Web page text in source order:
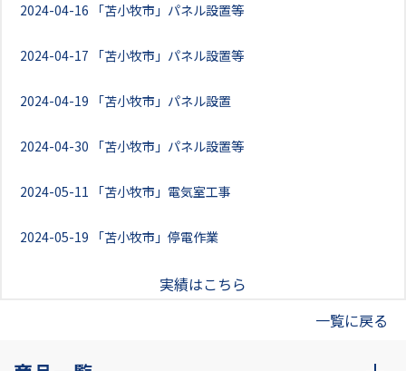
2024-04-16 「苫小牧市」パネル設置等
2024-04-17 「苫小牧市」パネル設置等
2024-04-19 「苫小牧市」パネル設置
2024-04-30 「苫小牧市」パネル設置等
2024-05-11 「苫小牧市」電気室工事
2024-05-19 「苫小牧市」停電作業
実績はこちら
一覧に戻る